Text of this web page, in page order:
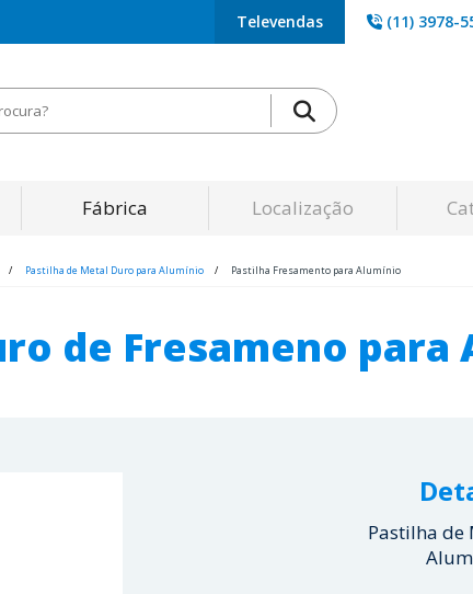
(11) 3978-
Televendas
Fábrica Localização
Pastilha de Metal Duro para Alumínio Pastilha Fresamento para Alumínio
de Fresameno para
Pastilha de